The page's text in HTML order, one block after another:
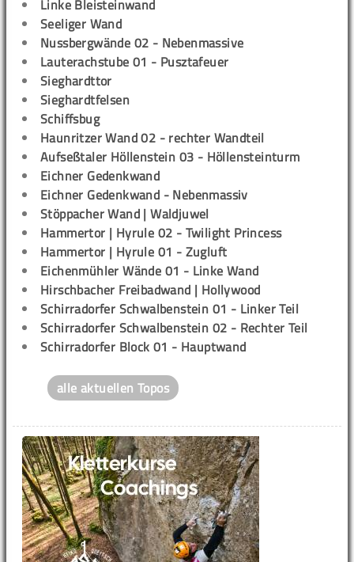
Linke Bleisteinwand
Seeliger Wand
Nussbergwände 02 - Nebenmassive
Lauterachstube 01 - Pusztafeuer
Sieghardttor
Sieghardtfelsen
Schiffsbug
Haunritzer Wand 02 - rechter Wandteil
Aufseßtaler Höllenstein 03 - Höllensteinturm
Eichner Gedenkwand
Eichner Gedenkwand - Nebenmassiv
Stöppacher Wand | Waldjuwel
Hammertor | Hyrule 02 - Twilight Princess
Hammertor | Hyrule 01 - Zugluft
Eichenmühler Wände 01 - Linke Wand
Hirschbacher Freibadwand | Hollywood
Schirradorfer Schwalbenstein 01 - Linker Teil
Schirradorfer Schwalbenstein 02 - Rechter Teil
Schirradorfer Block 01 - Hauptwand
alle aktuellen Topos